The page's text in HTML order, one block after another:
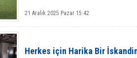
21 Aralık 2025 Pazar 15:42
Herkes için Harika Bir